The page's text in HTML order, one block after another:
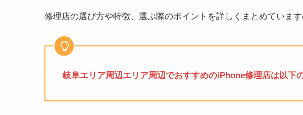
修理店の選び方や特徴、選ぶ際のポイントを詳しくまとめていま
岐阜エリア周辺エリア周辺でおすすめのiPhone修理店は以下